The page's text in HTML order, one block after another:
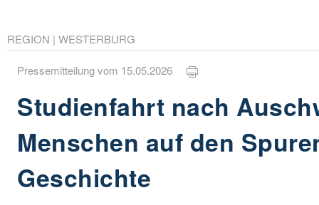
REGION | WESTERBURG
Pressemitteilung vom 15.05.2026
Studienfahrt nach
Menschen auf den
Geschichte